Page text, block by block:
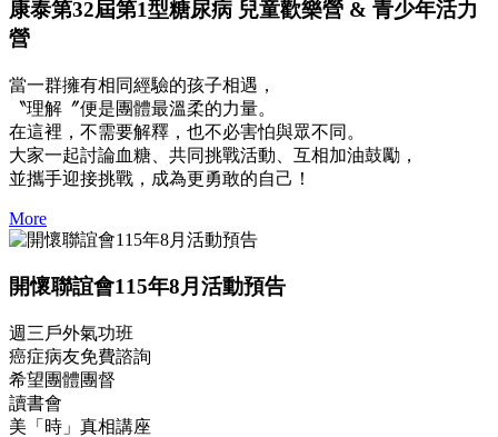
康泰第32屆第1型糖尿病 兒童歡樂營 & 青少年活力
營
當一群擁有相同經驗的孩子相遇，
〝理解〞便是團體最溫柔的力量。
在這裡，不需要解釋，也不必害怕與眾不同。
大家一起討論血糖、共同挑戰活動、互相加油鼓勵，
並攜手迎接挑戰，成為更勇敢的自己！
More
開懷聯誼會115年8月活動預告
週三戶外氣功班
癌症病友免費諮詢
希望團體團督
讀書會
美「時」真相講座